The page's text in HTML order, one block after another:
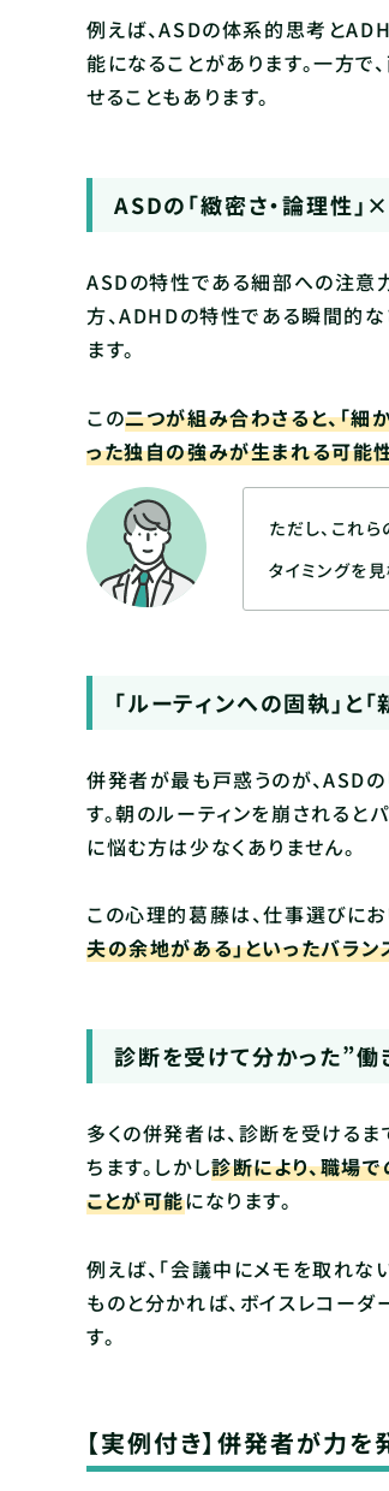
例えば、ASDの体系的思考と
能になることがあります。一方
せることもあります。
ASDの「緻密さ・論理性」
ASDの特性である細部への注意
方、ADHDの特性である瞬間的な
ます。
この二つが組み合わさると、「
った独自の強みが生まれる可能
ただし、これ
タイミングを
「ルーティンへの固執」と
併発者が最も戸惑うのが、ASD
す。朝のルーティンを崩される
に悩む方は少なくありません。
この心理的葛藤は、仕事選びにお
夫の余地がある」といったバラ
診断を受けて分かった”働
多くの併発者は、診断を受ける
ちます。しかし診断により、職場
ことが可能になります。
例えば、「会議中にメモを取れな
ものと分かれば、ボイスレコー
す。
【実例付き】併発者が力